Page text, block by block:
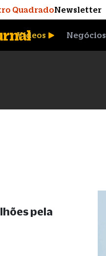
QuadradoNewsletter
Vídeos Negócios
pela